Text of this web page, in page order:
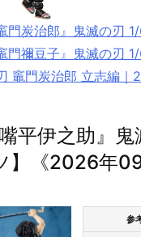
門炭治郎』鬼滅の刃
門禰豆子』鬼滅の刃
竈門炭治郎 立志編｜
平伊之助』
】《2026年09
参